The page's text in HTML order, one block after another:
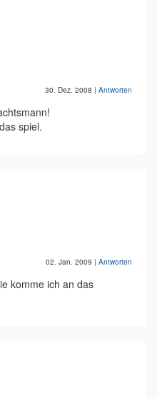
30. Dez. 2008 | Antworten
spiel.
02. Jan. 2009 | Antworten
komme ich an das